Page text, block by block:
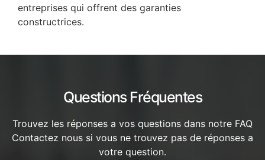
entreprises qui offrent des garanties
constructrices.
Questions Fréquentes
Trouvez les réponses a vos questions dans notre FAQ
Contactez nous si vous ne trouvez pas de réponses a
votre question.